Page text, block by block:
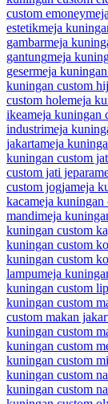
custom emoney
estetikmeja
gambarmeja
gantungmeja
gesermeja
kuningan custom
custom holemeja
ikeameja kuningan
industrimeja
jakartameja
kuningan custom
custom jati jepara
custom jogjameja
kacameja kuningan
mandimeja
kuningan custom
kuningan custom
kuningan custom
lampumeja
kuningan custom
kuningan custom
custom makan
kuningan custom
kuningan custom
kuningan custom
kuningan custom
kuningan custom